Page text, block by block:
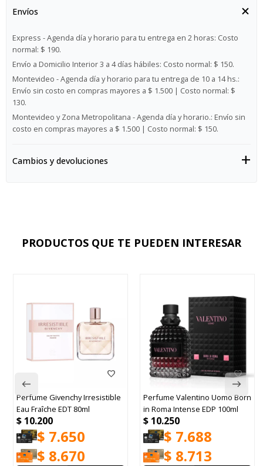
Envíos
Express - Agenda día y horario para tu entrega en 2 horas: Costo
normal: $ 190.
Envío a Domicilio Interior 3 a 4 días hábiles: Costo normal: $ 150.
Montevideo - Agenda día y horario para tu entrega de 10 a 14 hs.:
Envío sin costo en compras mayores a $ 1.500 | Costo normal: $
130.
Montevideo y Zona Metropolitana - Agenda día y horario.: Envío sin
costo en compras mayores a $ 1.500 | Costo normal: $ 150.
Cambios y devoluciones
PRODUCTOS QUE TE PUEDEN INTERESAR
Perfume Givenchy Irresistible
Eau Fraîche EDT 80ml
$ 10.200
$ 7.650
$ 8.670
Perfume Valentino Uomo Born
in Roma Intense EDP 100ml
$ 10.250
$ 7.688
$ 8.713